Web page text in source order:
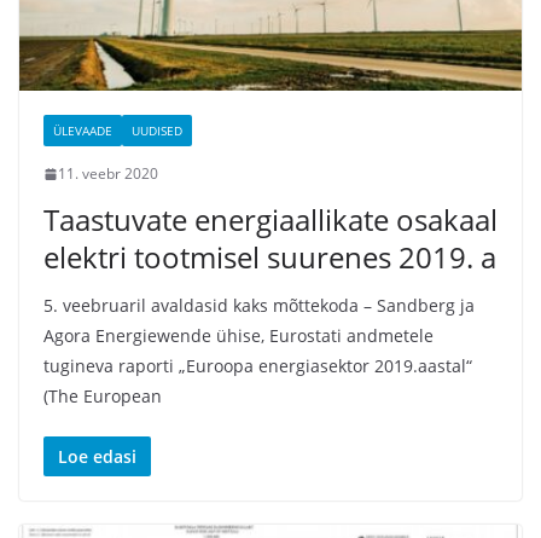
ÜLEVAADE UUDISED
11. veebr 2020
Taastuvate energiaallikate osakaal
elektri tootmisel suurenes 2019. a
5. veebruaril avaldasid kaks mõttekoda – Sandberg ja
Agora Energiewende ühise, Eurostati andmetele
tugineva raporti „Euroopa energiasektor 2019.aastal“
(The European
Loe edasi